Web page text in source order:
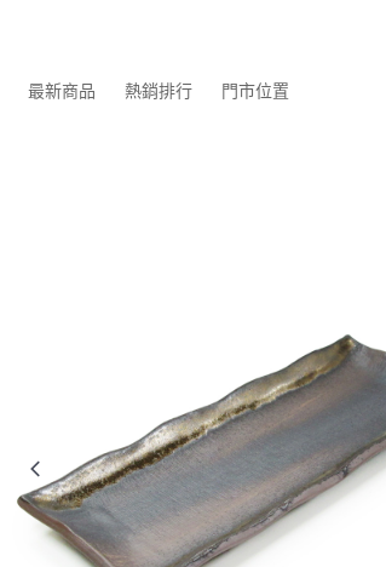
最新商品 熱銷排行 門市位置